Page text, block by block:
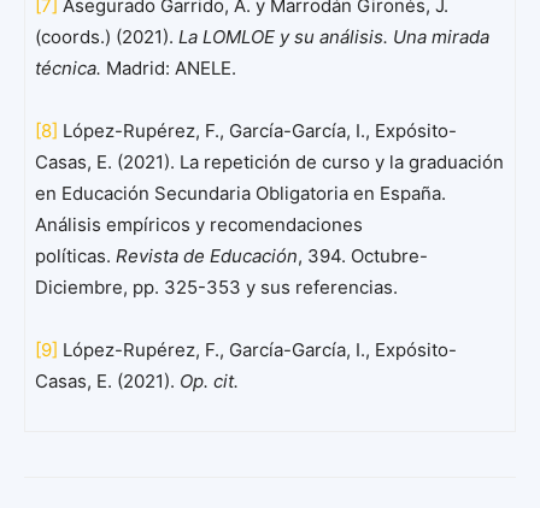
[7] Asegurado Garrido, A. y Marrodán Gironés, J.
(coords.) (2021). La LOMLOE y su análisis. Una mirada
técnica. Madrid: ANELE.
[8] López-Rupérez, F., García-García, I., Expósito-
Casas, E. (2021). La repetición de curso y la graduación
en Educación Secundaria Obligatoria en España.
Análisis empíricos y recomendaciones
políticas. Revista de Educación, 394. Octubre-
Diciembre, pp. 325-353 y sus referencias.
[9] López-Rupérez, F., García-García, I., Expósito-
Casas, E. (2021). Op. cit.